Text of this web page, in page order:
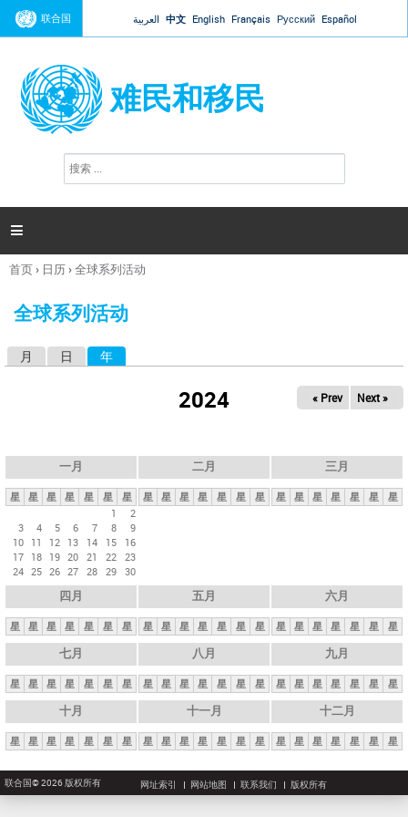
Jump to navigation
联合国 العربية 中文 English Français Русский Español
难民和移民
搜
索

你
这
首页› 日历›全球系列活动
全球系列活动
月 日 年
2024 « Prev Next »
一月
星 星 星 星 星 星
星
1
2
3
4 5 6 7 8
9
10 11 12 13 14 15
16
17 18 19 20 21 22 23
24 25 26 27 28 29 30
二月
星 星 星 星 星 星 星
三月
星 星 星 星 星 星 星
四月
星 星 星 星 星 星 星
五月
星 星 星 星 星 星 星
六月
星 星 星 星 星 星 星
七月
星 星 星 星 星 星 星
八月
星 星 星 星 星 星 星
九月
星 星 星 星 星 星 星
十月
星 星 星 星 星 星 星
十一月
星 星 星 星 星 星 星
十二月
星 星 星 星 星 星 星
联合国© 2026 版权所有 网址索引 网站地图 联系我们 版权所有